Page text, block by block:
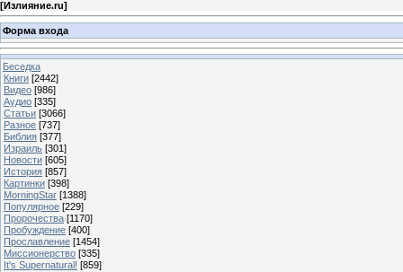
[Излияние.ru]
Форма входа
Беседка
Книги [2442]
Видео [986]
Аудио [335]
Статьи [3066]
Разное [737]
Библия [377]
Израиль [301]
Новости [605]
История [857]
Картинки [398]
MorningStar [1388]
Популярное [229]
Пророчества [1170]
Пробуждение [400]
Прославление [1454]
Миссионерство [335]
It's Supernatural! [859]